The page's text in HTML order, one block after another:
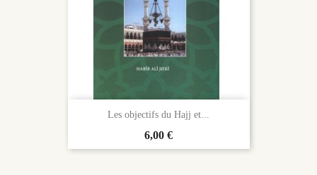
Les objectifs du Hajj et...
Prix
6,00 €